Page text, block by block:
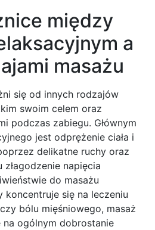
między
a
masażu
się od innych rodzajów
swoim celem oraz
podczas zabiegu. Głównym
jest odprężenie ciała i
delikatne ruchy oraz
napięcia
do masażu
się na leczeniu
bólu mięśniowego, masaż
na ogólnym dobrostanie